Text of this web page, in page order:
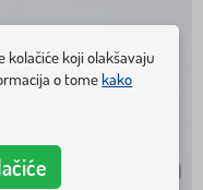
koji olakšavaju
o tomekako